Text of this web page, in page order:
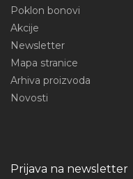
Poklon bonovi
Akcije
Newsletter
Mapa stranice
Arhiva proizvoda
Novosti
Prijava na newsletter